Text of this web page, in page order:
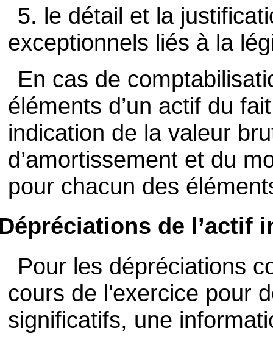
5. le détail et la
exceptionnels liés à la
En cas de
éléments d’un actif du
indication de la valeur
d’amortissement et du
pour chacun des
de l’actif
Pour les dépréciations
cours de l'exercice pour
significatifs, une